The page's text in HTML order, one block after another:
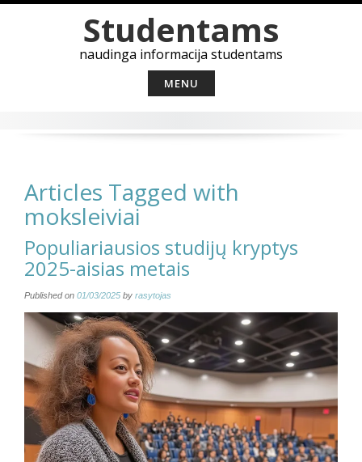
Studentams
naudinga informacija studentams
MENU
Articles Tagged with
moksleiviai
Populiariausios studijų kryptys
2025-aisias metais
Published on 01/03/2025 by rasytojas